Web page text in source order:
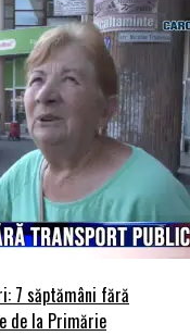
7 săptămâni fără
de la Primărie